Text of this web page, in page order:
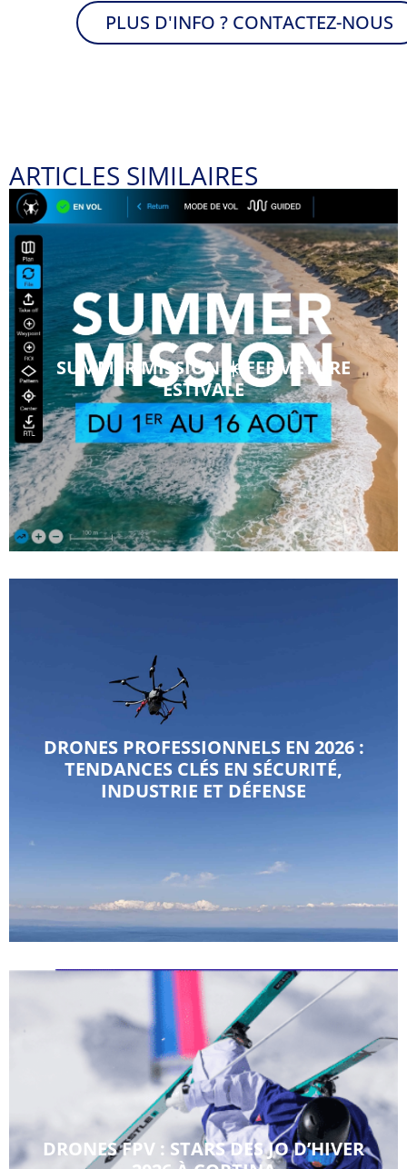
PLUS D'INFO ? CONTACTEZ-NOUS
ARTICLES SIMILAIRES
SUMMER MISSION ☀️ FERMETURE
ESTIVALE
DRONES PROFESSIONNELS EN 2026 :
TENDANCES CLÉS EN SÉCURITÉ,
INDUSTRIE ET DÉFENSE
DRONES FPV : STARS DES JO D’HIVER